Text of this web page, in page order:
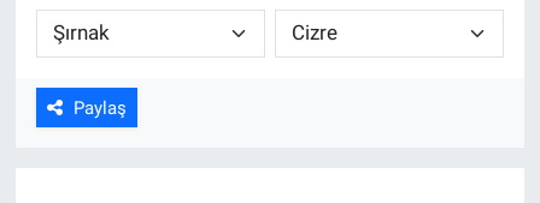
Paylaş
Kültür Sanat
Bilim ve Teknoloji